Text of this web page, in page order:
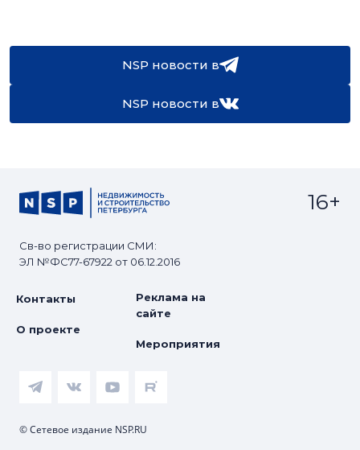
NSP новости в
NSP новости в
Св-во регистрации СМИ:
ЭЛ №ФС77-67922 от 06.12.2016
16+
Контакты
О проекте
Реклама на
сайте
Мероприятия
© Сетевое издание NSP.RU